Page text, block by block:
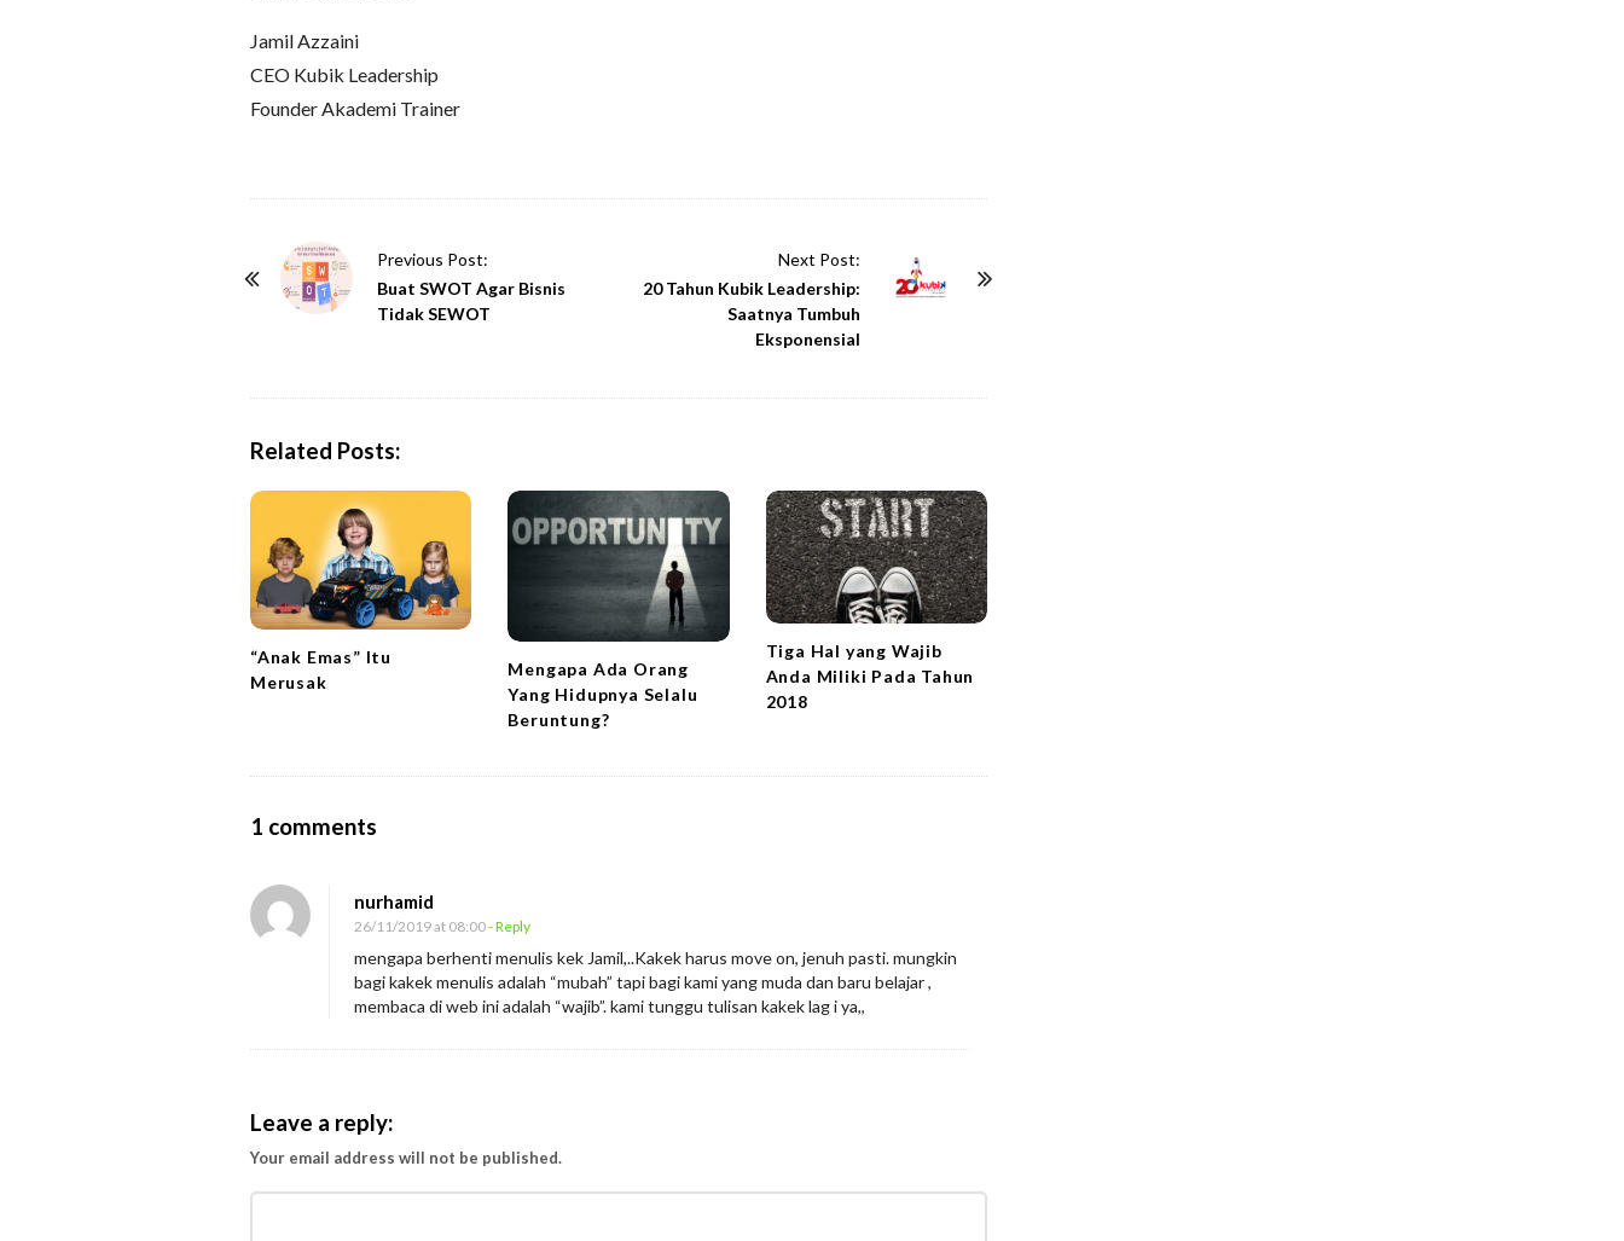
Jamil Azzaini
CEO Kubik Leadership
Founder Akademi Trainer
Previous Post:
Buat SWOT Agar Bisnis
Tidak SEWOT
Next Post:
20 Tahun Kubik Leadership:
Saatnya Tumbuh
Eksponensial
Related Posts:
“Anak Emas” Itu
Merusak
Mengapa Ada Orang
Yang Hidupnya Selalu
Beruntung?
Tiga Hal yang Wajib
Anda Miliki Pada Tahun
2018
1 comments
n
i
l
a
h
a
h
nurhamid
26/11/2019 at 08:00- Reply
mengapa berhenti menulis kek Jamil,..Kakek harus move on, jenuh pasti. mungkin
bagi kakek menulis adalah “mubah” tapi bagi kami yang muda dan baru belajar ,
membaca di web ini adalah “wajib”. kami tunggu tulisan kakek lag i ya,,
Leave a reply:
Your email address will not be published.